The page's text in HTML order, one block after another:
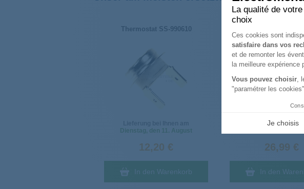
La qualité de
choix
Plateforme
Ces cookies sont
satisfaire dans vos
et de remonter les
la meilleure expérience
Vous pouvez choisir,
"paramétrer les
Je choisis
Thermostat SS-990610
Dienstag, den 11. August
12,20 €
In den Warenkorb
90) f28
Lieferung bei Ihnen
26,99 €
In den